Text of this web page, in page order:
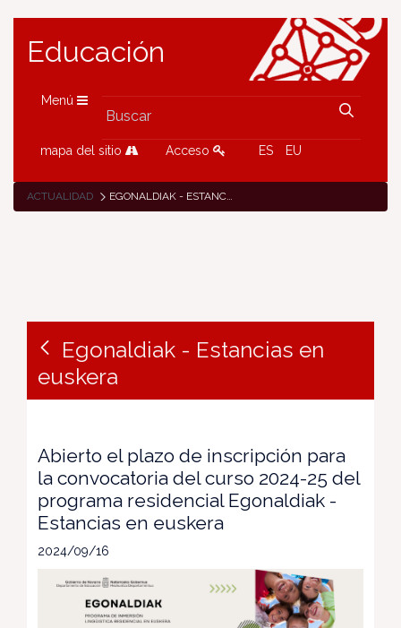
Educación
Menú
mapa del sitio Acceso ES EU
ACTUALIDAD EGONALDIAK - ESTANCIAS EN EUSKERA
Egonaldiak - Estancias en
euskera
Abierto el plazo de inscripción para
la convocatoria del curso 2024-25 del
programa residencial Egonaldiak -
Estancias en euskera
2024/09/16